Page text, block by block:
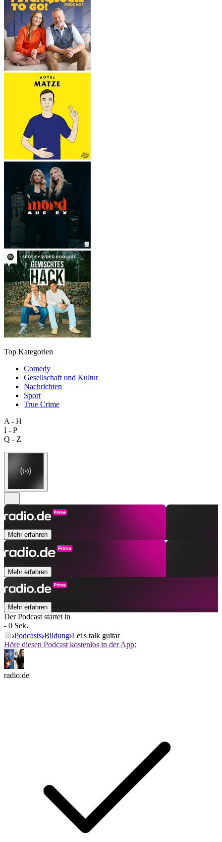
Top Kategorien
Comedy
Gesellschaft und Kultur
Nachrichten
Sport
True Crime
A - H
I - P
Q - Z
Mehr erfahren
Mehr erfahren
Mehr erfahren
Der Podcast startet in
- 0 Sek.
Podcasts Bildung Let's talk guitar
Höre diesen Podcast kostenlos in der App:
radio.de